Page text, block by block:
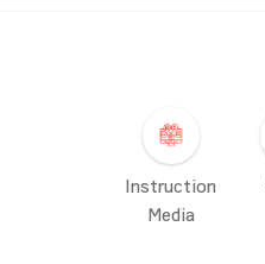
Instruction
Media